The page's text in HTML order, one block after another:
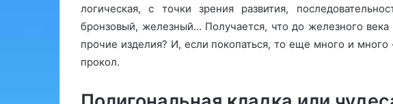
логическая, с точки зрения развития,
бронзовый, железный… Получается, что до железного
прочие изделия? И, если покопаться, то еще много и
прокол.